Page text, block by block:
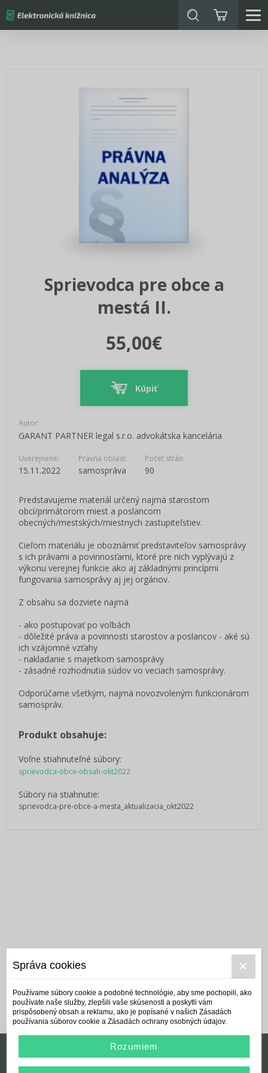
Sprievodca pre obce a
mestá II.
55,00€
Kúpiť
Autor:
GARANT PARTNER legal s.r.o. advokátska kancelária
Uverejnené:
15.11.2022
Právna oblasť:
samospráva
Počet strán:
90
Predstavujeme materiál určený najmä starostom
obcí/primátorom miest a poslancom
obecných/mestských/miestnych zastupiteľstiev.
Cieľom materiálu je oboznámiť predstaviteľov samosprávy
s ich právami a povinnosťami, ktoré pre nich vyplývajú z
výkonu verejnej funkcie ako aj základnými princípmi
fungovania samosprávy aj jej orgánov.
Z obsahu sa dozviete najmä
- ako postupovať po voľbách
- dôležité práva a povinnosti starostov a poslancov - aké sú
ich vzájomné vzťahy
- nakladanie s majetkom samosprávy
- zásadné rozhodnutia súdov vo veciach samosprávy.
Odporúčame všetkým, najmä novozvoleným funkcionárom
samospráv.
Produkt obsahuje:
Voľne stiahnuteľné súbory:
sprievodca-obce-obsah-okt2022
Súbory na stiahnutie:
sprievodca-pre-obce-a-mesta_aktualizacia_okt2022
Správa cookies
Používame súbory cookie a podobné technológie, aby sme pochopili, ako
používate naše služby, zlepšili vaše skúsenosti a poskytli vám
prispôsobený obsah a reklamu, ako je popísané v našich Zásadách
používania súborov cookie a Zásadách ochrany osobných údajov.
Rozumiem